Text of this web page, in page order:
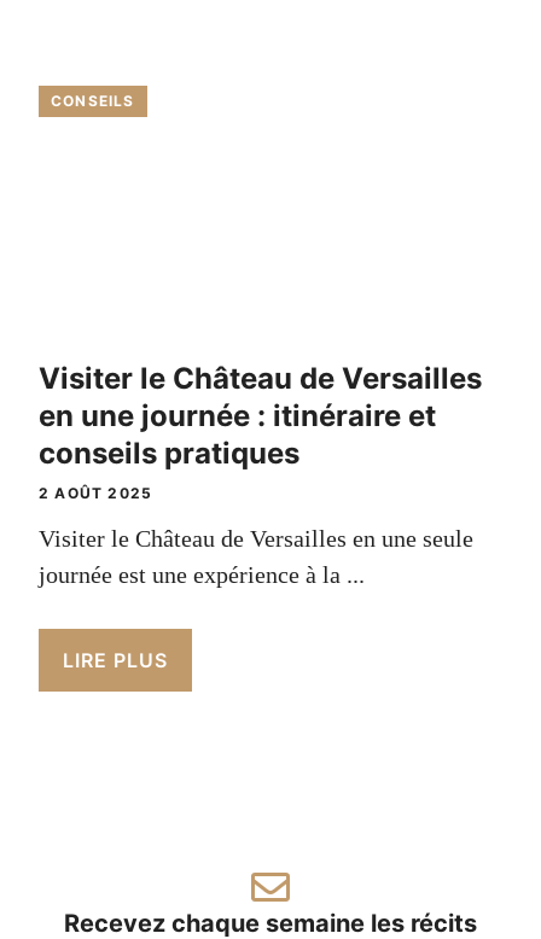
CONSEILS
Visiter le Château de Versailles
en une journée : itinéraire et
conseils pratiques
2 AOÛT 2025
Visiter le Château de Versailles en une seule
journée est une expérience à la ...
LIRE PLUS
Recevez chaque semaine les récits